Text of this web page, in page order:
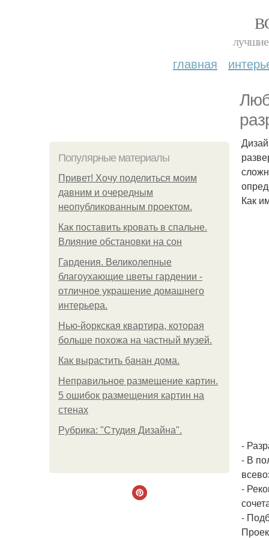
лучшие
главная
Популярные материалы
Привет! Хочу поделиться моим
давним и очередным
неопубликованным проектом.
Как поставить кровать в спальне.
Влияние обстановки на сон
Гардения. Великолепные
благоухающие цветы гардении -
отличное украшение домашнего
интерьера.
Нью-йоркская квартира, которая
больше похожа на частный музей.
Как вырастить банан дома.
Неправильное размещение картин.
5 ошибок размещения картин на
стенах
Рубрика: "Студия Дизайна".
Как
-
- В
-
-